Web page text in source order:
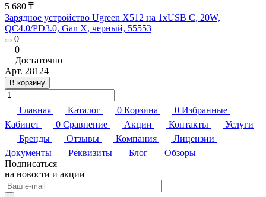
5 680 ₸
Зарядное устройство Ugreen X512 на 1xUSB C, 20W,
QC4.0/PD3.0, Gan X, черный, 55553
0
0
Достаточно
Арт. 28124
В корзину
Главная Каталог 0 Корзина 0 Избранные
Кабинет
0 Сравнение Акции Контакты
Услуги
Бренды
Отзывы Компания
Лицензии
Документы
Реквизиты Блог
Обзоры
Подписаться
на новости и акции